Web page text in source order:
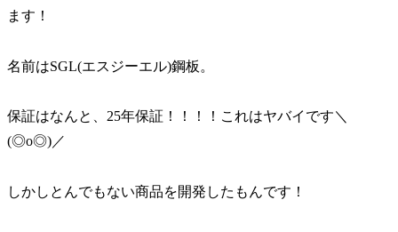
ます！
名前はSGL(エスジーエル)鋼板。
保証はなんと、25年保証！！！！これはヤバイです＼
(◎o◎)／
しかしとんでもない商品を開発したもんです！